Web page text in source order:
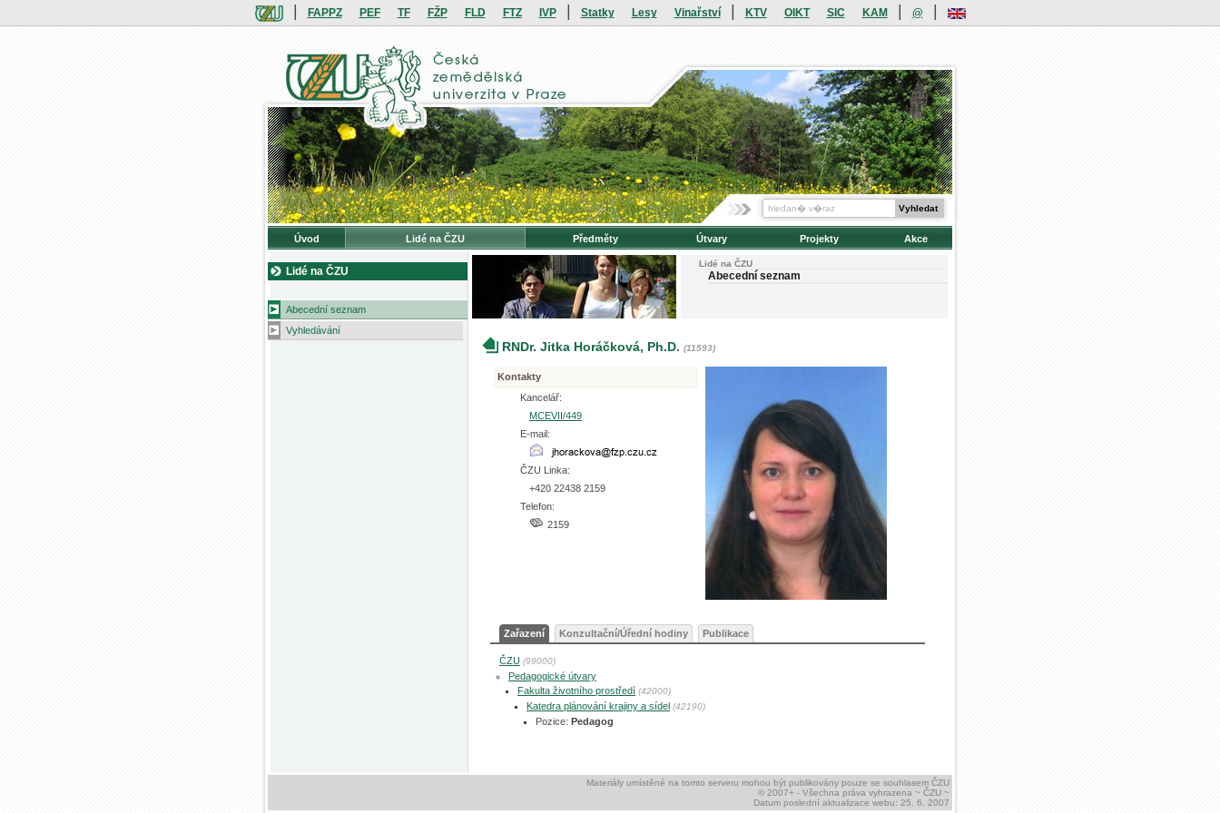
FAPPZ PEF TF FŽP FLD FTZ IVP Statky Lesy Vinařství KTV OIKT SIC KAM @
Úvod Lidé na ČZU Předměty Útvary Projekty Akce
Lidé na ČZU
Abecední seznam
Vyhledávání
Lidé na ČZU
Abecední seznam
RNDr. Jitka Horáčková, Ph.D. (11593)
Kontakty
Kancelář:
MCEVII/449
E-mail:
ČZU Linka:
+420 22438 2159
Telefon:
2159
Zařazení Konzultační/Úřední hodiny Publikace
ČZU (99000)
Pedagogické útvary
Fakulta životního prostředí (42000)
Katedra plánování krajiny a sídel (42190)
Pozice: Pedagog
Materiály umístěné na tomto serveru mohou být publikovány pouze se souhlasem ČZU
© 2007+ - Všechna práva vyhrazena ~ ČZU ~
Datum poslední aktualizace webu: 25. 6. 2007